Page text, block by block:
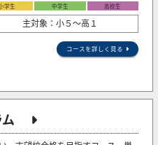
学生 中学生 高校生
主対象：小５〜高１
コースを詳しく見る